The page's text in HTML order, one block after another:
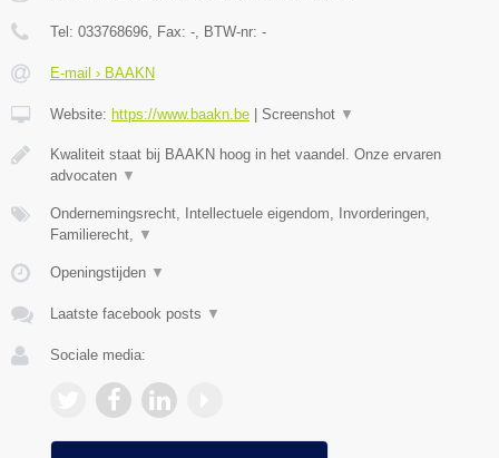
Tel: 033768696 , Fax: - , BTW-nr: -
E-mail › BAAKN
Website: https://www.baakn.be Screenshot ▼
Kwaliteit staat bij BAAKN hoog in het vaandel. Onze ervaren
advocaten ▼
Ondernemingsrecht, Intellectuele eigendom, Invorderingen,
Familierecht,
▼
Openingstijden ▼
Laatste facebook posts ▼
Sociale media: